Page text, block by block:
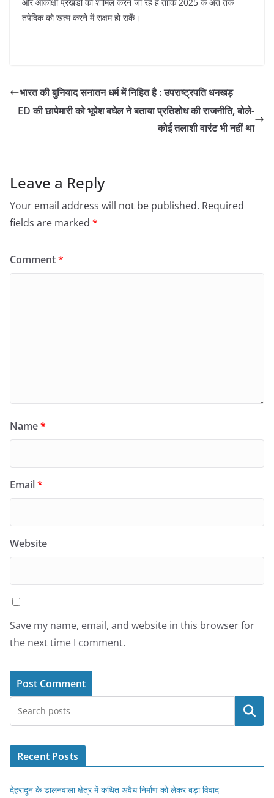
तपेदिक को खत्म करने में सक्षम हो सकें।
भारत की बुनियाद सनातन धर्म में निहित है : उपराष्ट्रपति धनखड़
ED की छापेमारी को भूपेश बघेल ने बताया प्रतिशोध की राजनीति, बोले-
कोई तलाशी वारंट भी नहीं था
Leave a Reply
Your email address will not be published. Required
fields are marked *
Comment*
Name*
Email*
Website
Save my name, email, and website in this browser for
the next time I comment.
Search
Recent Posts
देहरादून के डालनवाला क्षेत्र में कथित अवैध निर्माण को लेकर बड़ा विवाद